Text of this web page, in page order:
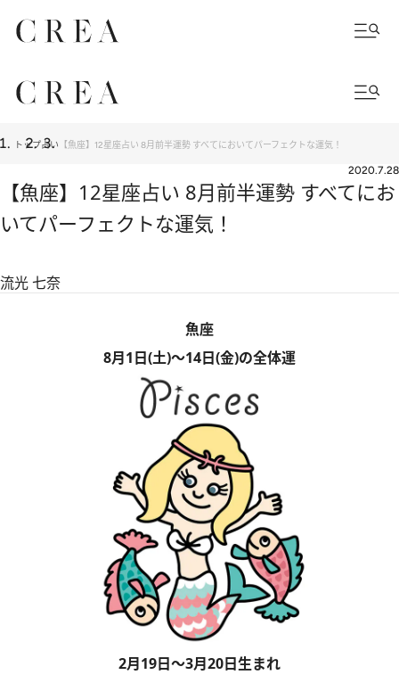
トップ占い 【魚座】12星座占い 8月前半運勢 すべてにおいてパーフェクトな運気！
2020.7.28
【魚座】12星座占い 8月前半運勢 すべてにお
いてパーフェクトな運気！
流光 七奈
魚座
8月1日(土)～14日(金)の全体運
2月19日～3月20日生まれ